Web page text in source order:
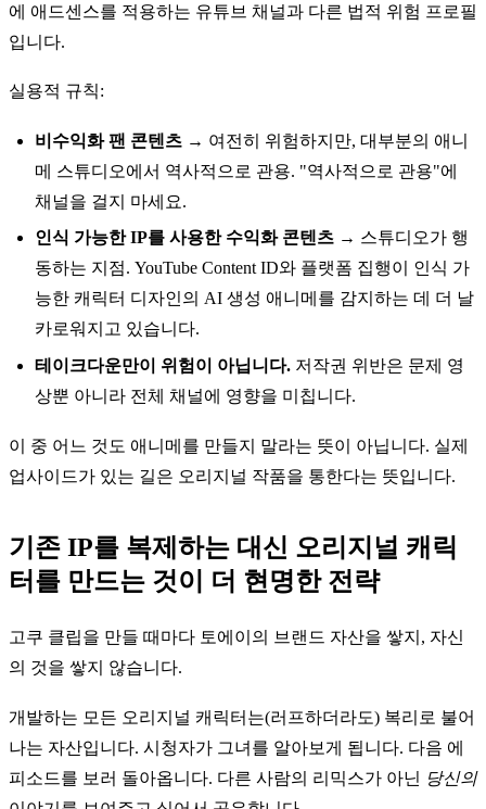
에 애드센스를 적용하는 유튜브 채널과 다른 법적 위험 프로필
입니다.
실용적 규칙:
비수익화 팬 콘텐츠 → 여전히 위험하지만, 대부분의 애니
메 스튜디오에서 역사적으로 관용. "역사적으로 관용"에
채널을 걸지 마세요.
인식 가능한 IP를 사용한 수익화 콘텐츠 → 스튜디오가 행
동하는 지점. YouTube Content ID와 플랫폼 집행이 인식 가
능한 캐릭터 디자인의 AI 생성 애니메를 감지하는 데 더 날
카로워지고 있습니다.
테이크다운만이 위험이 아닙니다. 저작권 위반은 문제 영
상뿐 아니라 전체 채널에 영향을 미칩니다.
이 중 어느 것도 애니메를 만들지 말라는 뜻이 아닙니다. 실제
업사이드가 있는 길은 오리지널 작품을 통한다는 뜻입니다.
기존 IP를 복제하는 대신 오리지널 캐릭
터를 만드는 것이 더 현명한 전략
고쿠 클립을 만들 때마다 토에이의 브랜드 자산을 쌓지, 자신
의 것을 쌓지 않습니다.
개발하는 모든 오리지널 캐릭터는(러프하더라도) 복리로 불어
나는 자산입니다. 시청자가 그녀를 알아보게 됩니다. 다음 에
피소드를 보러 돌아옵니다. 다른 사람의 리믹스가 아닌 당신의